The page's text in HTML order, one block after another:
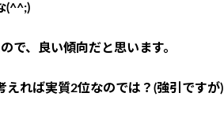
(^^;)
で、良い傾向だと思います。
えれば実質2位なのでは？(強引ですが)